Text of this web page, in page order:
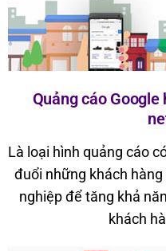
Quảng cáo
Là loại hình quảng cáo
đuổi những khách
nghiệp để tăng khả
khách